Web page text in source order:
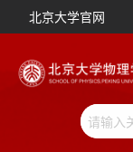
北京大学官网